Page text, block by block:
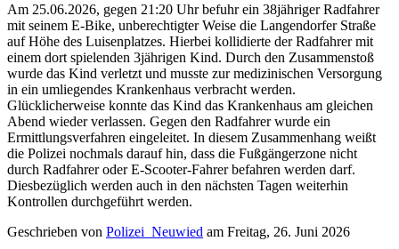
Am 25.06.2026, gegen 21:20 Uhr befuhr ein 38jähriger Radfahrer
mit seinem E-Bike, unberechtigter Weise die Langendorfer Straße
auf Höhe des Luisenplatzes. Hierbei kollidierte der Radfahrer mit
einem dort spielenden 3jährigen Kind. Durch den Zusammenstoß
wurde das Kind verletzt und musste zur medizinischen Versorgung
in ein umliegendes Krankenhaus verbracht werden.
Glücklicherweise konnte das Kind das Krankenhaus am gleichen
Abend wieder verlassen. Gegen den Radfahrer wurde ein
Ermittlungsverfahren eingeleitet. In diesem Zusammenhang weißt
die Polizei nochmals darauf hin, dass die Fußgängerzone nicht
durch Radfahrer oder E-Scooter-Fahrer befahren werden darf.
Diesbezüglich werden auch in den nächsten Tagen weiterhin
Kontrollen durchgeführt werden.
Geschrieben von Polizei_Neuwied am Freitag, 26. Juni 2026